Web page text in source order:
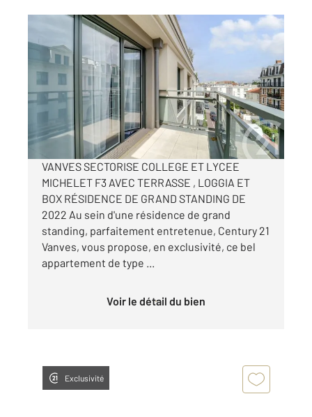
VANVES 92
63 m2 , 3 pièces
Ref : 1015
Appartement F3 à vendre
456 500 €
Visiter le site dédié
VANVES SECTORISE COLLEGE ET LYCEE
MICHELET F3 AVEC TERRASSE , LOGGIA ET
BOX RÉSIDENCE DE GRAND STANDING DE
2022 Au sein d'une résidence de grand
standing, parfaitement entretenue, Century 21
Vanves, vous propose, en exclusivité, ce bel
appartement de type ...
Voir le détail du bien
Exclusivité